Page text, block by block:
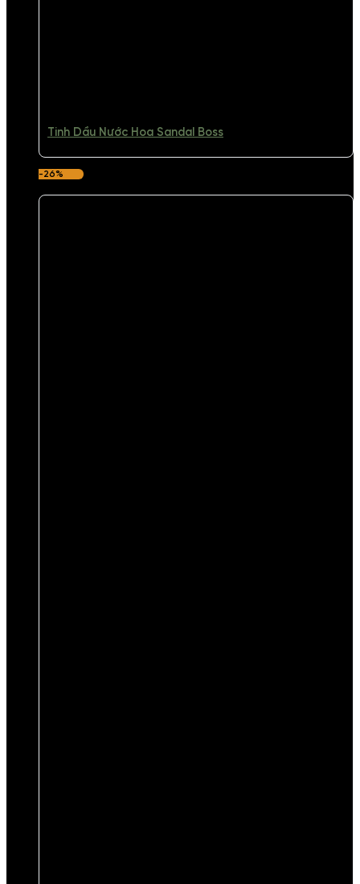
Tinh Dầu Nước Hoa Sandal Boss
-26%